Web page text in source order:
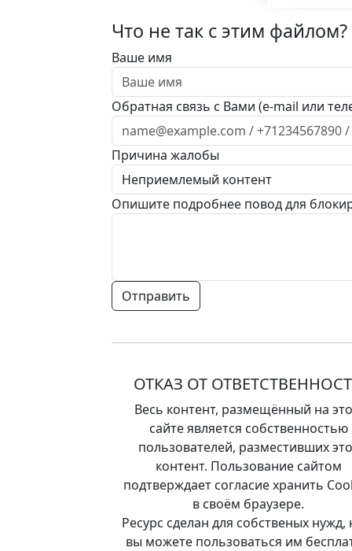
Что не так с этим файлом?
Ваше имя
Обратная связь с Вами (e-mail или
Причина жалобы
Опишите подробнее повод для
ОТКАЗ ОТ
Весь контент, размещённый на
сайте является собственностью
пользователей, разместивших
контент. Пользование сайтом
подтверждает согласие хранить
в своём браузере.
Ресурс сделан для собственых нужд,
вы можете пользоваться им